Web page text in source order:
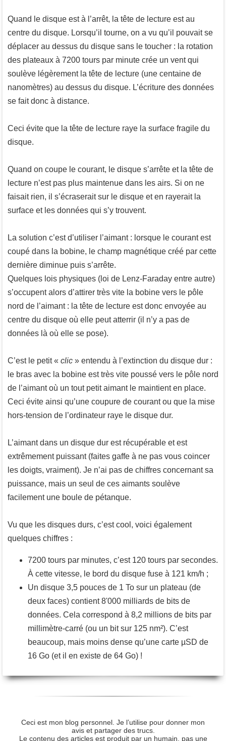
Quand le disque est à l’arrêt, la tête de lecture est au
centre du disque. Lorsqu’il tourne, on a vu qu’il pouvait se
déplacer au dessus du disque sans le toucher : la rotation
des plateaux à 7200 tours par minute crée un vent qui
soulève légèrement la tête de lecture (une centaine de
nanomètres) au dessus du disque. L’écriture des données
se fait donc à distance.
Ceci évite que la tête de lecture raye la surface fragile du
disque.
Quand on coupe le courant, le disque s’arrête et la tête de
lecture n’est pas plus maintenue dans les airs. Si on ne
faisait rien, il s’écraserait sur le disque et en rayerait la
surface et les données qui s’y trouvent.
La solution c’est d’utiliser l’aimant : lorsque le courant est
coupé dans la bobine, le champ magnétique créé par cette
dernière diminue puis s’arrête.
Quelques lois physiques (loi de Lenz-Faraday entre autre)
s’occupent alors d’attirer très vite la bobine vers le pôle
nord de l’aimant : la tête de lecture est donc envoyée au
centre du disque où elle peut atterrir (il n’y a pas de
données là où elle se pose).
C’est le petit « clic » entendu à l’extinction du disque dur :
le bras avec la bobine est très vite poussé vers le pôle nord
de l’aimant où un tout petit aimant le maintient en place.
Ceci évite ainsi qu’une coupure de courant ou que la mise
hors-tension de l’ordinateur raye le disque dur.
L’aimant dans un disque dur est récupérable et est
extrêmement puissant (faites gaffe à ne pas vous coincer
les doigts, vraiment). Je n’ai pas de chiffres concernant sa
puissance, mais un seul de ces aimants soulève
facilement une boule de pétanque.
Vu que les disques durs, c’est cool, voici également
quelques chiffres :
7200 tours par minutes, c’est 120 tours par secondes.
À cette vitesse, le bord du disque fuse à 121 km/h ;
Un disque 3,5 pouces de 1 To sur un plateau (de
deux faces) contient 8'000 milliards de bits de
données. Cela correspond à 8,2 millions de bits par
millimètre-carré (ou un bit sur 125 nm²). C’est
beaucoup, mais moins dense qu’une carte µSD de
16 Go (et il en existe de 64 Go) !
Ceci est mon blog personnel. Je l’utilise pour donner mon
avis et partager des trucs.
Le contenu des articles est produit par un humain, pas une